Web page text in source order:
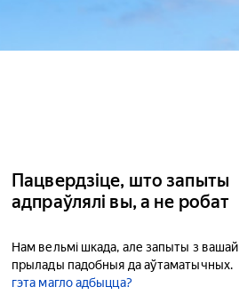
Пацвердзіце, што запыты
адпраўлялі вы, а не робат
Нам вельмі шкада, але запыты з вашай
прылады падобныя да аўтаматычных.
гэта магло адбыцца?